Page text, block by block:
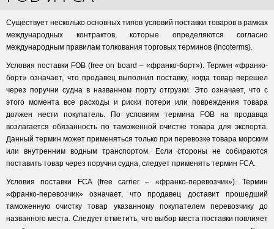
Существует несколько основных типов условий поставки товаров в рамках
международных контрактов, которые определяются согласно
международным правилам толкования торговых терминов (Incoterms).
Условия поставки FOB (free on board – «франко-борт»). Термин «франко-
борт» означает, что продавец выполнил поставку, когда товар перешел
через поручни судна в названном порту отгрузки. Это означает, что с
этого момента все расходы и риски потери или повреждения товара
должен нести покупатель. По условиям термина FOB на продавца
возлагается обязанность по таможенной очистке товара для экспорта.
Данный термин может применяться только при перевозке товара морским
или внутренним водным транспортом. Если стороны не собираются
поставить товар через поручни судна, следует применять термин FCA.
Условия поставки FCA (free carrier – «франко-перевозчик»). Термин
«франко-перевозчик» означает, что продавец доставит прошедший
таможенную очистку товар указанному покупателем перевозчику до
названного места. Следует отметить, что выбор места поставки повлияет